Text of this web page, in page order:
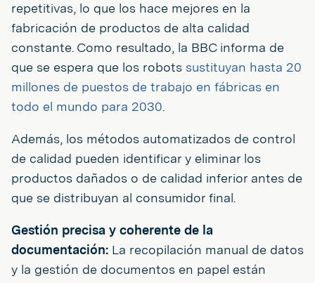
repetitivas, lo que los hace mejores en la
fabricación de productos de alta calidad
constante. Como resultado, la BBC informa de
que se espera que los robots sustituyan hasta 20
millones de puestos de trabajo en fábricas en
todo el mundo para 2030.
Además, los métodos automatizados de control
de calidad pueden identificar y eliminar los
productos dañados o de calidad inferior antes de
que se distribuyan al consumidor final.
Gestión precisa y coherente de la
documentación: La recopilación manual de datos
y la gestión de documentos en papel están